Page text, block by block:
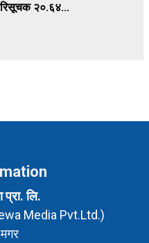
२०.६४...
लि.
Media Pvt.Ltd.)